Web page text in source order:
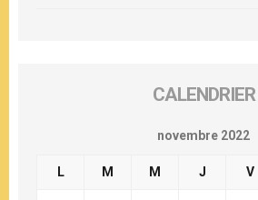
CALENDRIER
novembre 2022
L M M J V